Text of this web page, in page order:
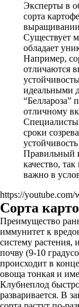
Эксперты в
сорта
выращивании
Существует
обладает
Например,
отличаются
идеальными
“Беллароза”
отличному
сроки
Правильный
качество,
важно в
https://
Сорта
Преимущество
иммунитет к
систему растения,
почву (9-10
происходит в
овоща тонкая и
Клубнеплод
разваривается. В